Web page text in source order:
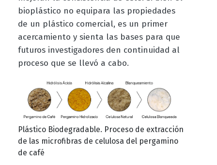
bioplástico no equipara las propiedades
de un plástico comercial, es un primer
acercamiento y sienta las bases para que
futuros investigadores den continuidad al
proceso que se llevó a cabo.
Plástico Biodegradable. Proceso de extracción
de las microfibras de celulosa del pergamino
de café